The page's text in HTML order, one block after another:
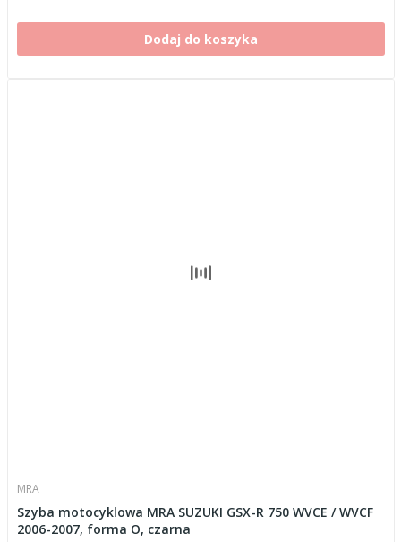
Dodaj do koszyka
MRA
Szyba motocyklowa MRA SUZUKI GSX-R 750 WVCE / WVCF
2006-2007, forma O, czarna